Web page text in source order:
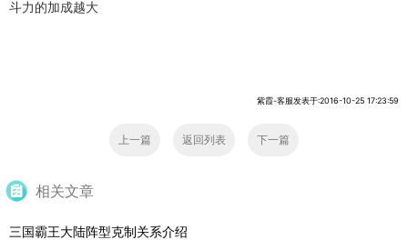
斗力的加成越大
紫霞-客服发表于:2016-10-25 17:23:59
上一篇 返回列表 下一篇
相关文章
三国霸王大陆阵型克制关系介绍